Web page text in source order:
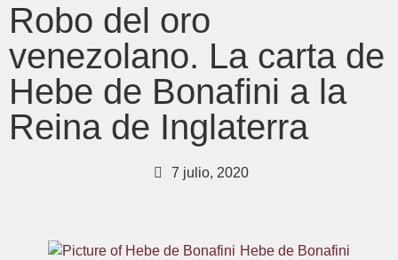
Robo del oro
venezolano. La carta de
Hebe de Bonafini a la
Reina de Inglaterra
7 julio, 2020
Hebe de Bonafini